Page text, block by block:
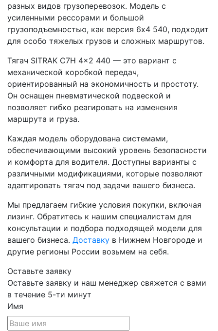
разных видов грузоперевозок. Модель с
усиленными рессорами и большой
грузоподъемностью, как версия 6x4 540, подходит
для особо тяжелых грузов и сложных маршрутов.
Тягач SITRAK C7H 4x2 440 — это вариант с
механической коробкой передач,
ориентированный на экономичность и простоту.
Он оснащен пневматической подвеской и
позволяет гибко реагировать на изменения
маршрута и груза.
Каждая модель оборудована системами,
обеспечивающими высокий уровень безопасности
и комфорта для водителя. Доступны варианты с
различными модификациями, которые позволяют
адаптировать тягач под задачи вашего бизнеса.
Мы предлагаем гибкие условия покупки, включая
лизинг. Обратитесь к нашим специалистам для
консультации и подбора подходящей модели для
вашего бизнеса. Доставку в Нижнем Новгороде и
другие регионы России возьмем на себя.
Оставьте заявку
Оставьте заявку и наш менеджер свяжется с вами
в течение 5-ти минут
Имя